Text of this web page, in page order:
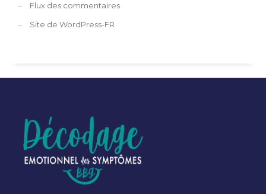
Flux des commentaires
Site de WordPress-FR